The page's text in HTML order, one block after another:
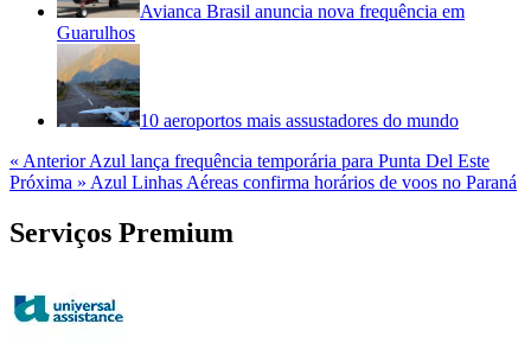
Avianca Brasil anuncia nova frequência em
Guarulhos
10 aeroportos mais assustadores do mundo
« AnteriorAzul lança frequência temporária para Punta Del Este
Próxima » Azul Linhas Aéreas confirma horários de voos no Paraná
Serviços Premium